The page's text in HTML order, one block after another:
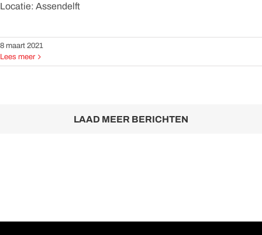
Locatie: Assendelft
8 maart 2021
Lees meer
LAAD MEER BERICHTEN